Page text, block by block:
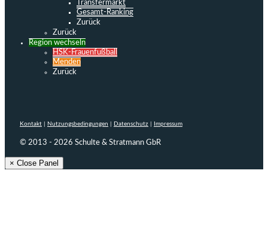
Transfermarkt
Gesamt-Ranking
Zurück
Zurück
Region wechseln
HSK-Frauenfußball
Menden
Zurück
Kontakt Nutzungsbedingungen Datenschutz Impressum
© 2013 - 2026 Schulte & Stratmann GbR
× Close Panel